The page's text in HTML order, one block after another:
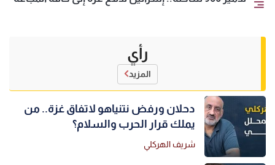
رأي
المزيد
دحلان ورفض نتنياهو لاتفاق غزة.. من
يملك قرار الحرب والسلام؟
شريف الهركلي